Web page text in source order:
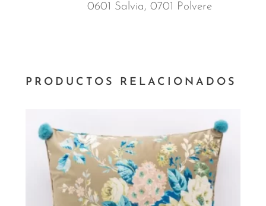
0601 Salvia, 0701 Polvere
PRODUCTOS RELACIONADOS